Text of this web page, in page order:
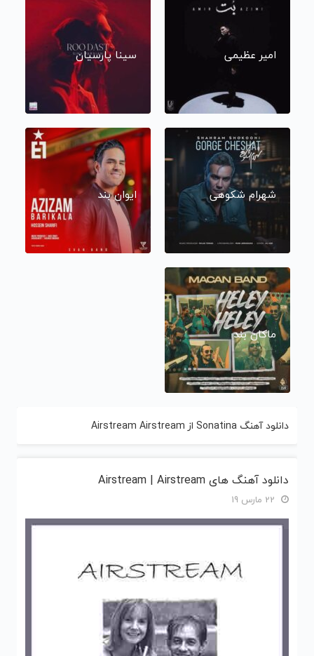
امیر عظیمی سینا پارسیان
شهرام شکوهی ایوان بند
ماکان بند
دانلود آهنگ Sonatina از Airstream Airstream
دانلود آهنگ های Airstream | Airstream